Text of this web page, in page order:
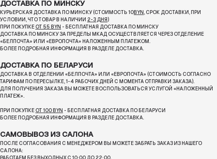
ДОСТАВКА ПО МИНСКУ
КУРЬЕРСКАЯ ДОСТАВКА ПО МИНСКУ (СТОИМОСТЬ 10BYN, СРОК ДОСТАВКИ, ПРИ
УСЛОВИИ, ЧТО ТОВАР В НАЛИЧИИ 2-3 ДНЯ )
ПРИ ПОКУПКЕ ОТ 55 BYN - БЕСПЛАТНАЯ ДОСТАВКА ПО МИНСКУ
ДОСТАВКА ПО МИНСКУ ЗА ПРЕДЕЛЫ МКАД ОСУЩЕСТВЛЯЕТСЯ ЧЕРЕЗ ОТДЕЛЕНИЕ
«БЕЛПОЧТА» ИЛИ «ЕВРОПОЧТА» НАЛОЖЕННЫМ ПЛАТЕЖОМ.
БОЛЕЕ ПОДРОБНАЯ ИНФОРМАЦИЯ В РАЗДЕЛЕ ДОСТАВКА.
ДОСТАВКА ПО БЕЛАРУСИ
ДОСТАВКА В ОТДЕЛЕНИИ «БЕЛПОЧТА» ИЛИ «ЕВРОПОЧТА» (СТОИМОСТЬ СОГЛАСНО
ТАРИФАМ ПО ПЕРЕСЫЛКЕ, 1-4 РАБОЧИХ ДНЕЙ С МОМЕНТА ОТПРАВКИ ЗАКАЗА).
ДЛЯ ПОЛУЧЕНИЯ ЗАКАЗА ВЫ МОЖЕТЕ ВОСПОЛЬЗОВАТЬСЯ УСЛУГОЙ «НАЛОЖЕННЫЙ
ПЛАТЕЖ».
ПРИ ПОКУПКЕ ОТ 100 BYN - БЕСПЛАТНАЯ ДОСТАВКА ПО БЕЛАРУСИ
БОЛЕЕ ПОДРОБНАЯ ИНФОРМАЦИЯ В РАЗДЕЛЕ ДОСТАВКА.
САМОВЫВОЗ ИЗ САЛОНА
ПОСЛЕ СОГЛАСОВАНИЯ С МЕНЕДЖЕРОМ ВЫ МОЖЕТЕ ЗАБРАТЬ ЗАКАЗ ИЗ НАШЕГО
САЛОНА: